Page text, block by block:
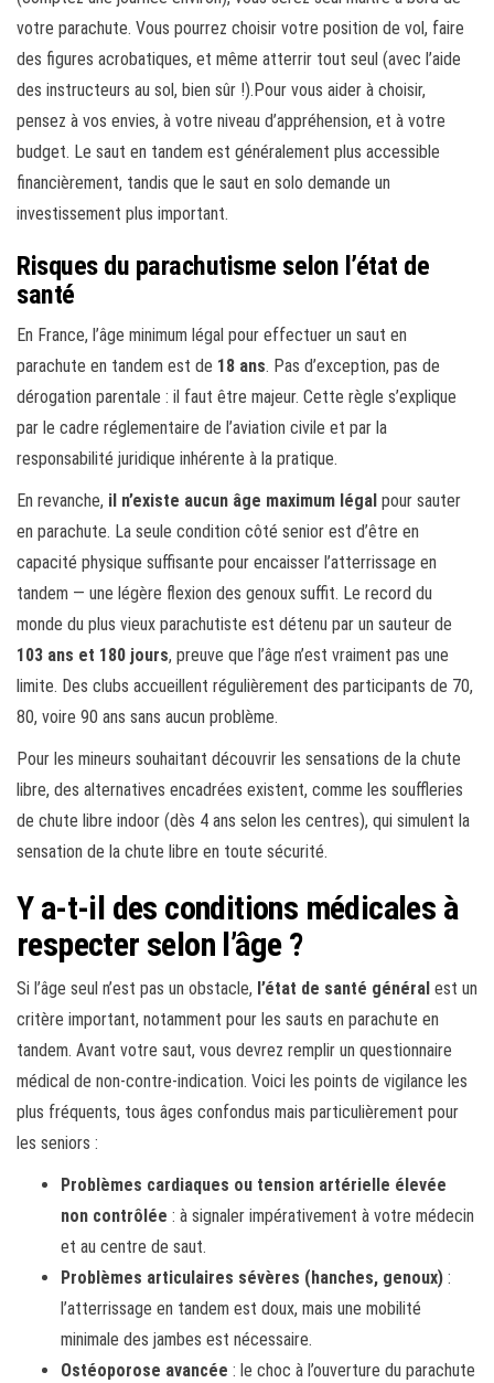
votre parachute. Vous pourrez choisir votre position de vol, faire
des figures acrobatiques, et même atterrir tout seul (avec l’aide
des instructeurs au sol, bien sûr !).Pour vous aider à choisir,
pensez à vos envies, à votre niveau d’appréhension, et à votre
budget. Le saut en tandem est généralement plus accessible
financièrement, tandis que le saut en solo demande un
investissement plus important.
Risques du parachutisme selon l’état de
santé
En France, l’âge minimum légal pour effectuer un saut en
parachute en tandem est de 18 ans. Pas d’exception, pas de
dérogation parentale : il faut être majeur. Cette règle s’explique
par le cadre réglementaire de l’aviation civile et par la
responsabilité juridique inhérente à la pratique.
En revanche, il n’existe aucun âge maximum légal pour sauter
en parachute. La seule condition côté senior est d’être en
capacité physique suffisante pour encaisser l’atterrissage en
tandem — une légère flexion des genoux suffit. Le record du
monde du plus vieux parachutiste est détenu par un sauteur de
103 ans et 180 jours, preuve que l’âge n’est vraiment pas une
limite. Des clubs accueillent régulièrement des participants de 70,
80, voire 90 ans sans aucun problème.
Pour les mineurs souhaitant découvrir les sensations de la chute
libre, des alternatives encadrées existent, comme les souffleries
de chute libre indoor (dès 4 ans selon les centres), qui simulent la
sensation de la chute libre en toute sécurité.
Y a-t-il des conditions médicales à
respecter selon l’âge ?
Si l’âge seul n’est pas un obstacle, l’état de santé général est un
critère important, notamment pour les sauts en parachute en
tandem. Avant votre saut, vous devrez remplir un questionnaire
médical de non-contre-indication. Voici les points de vigilance les
plus fréquents, tous âges confondus mais particulièrement pour
les seniors :
Problèmes cardiaques ou tension artérielle élevée
non contrôlée : à signaler impérativement à votre médecin
et au centre de saut.
Problèmes articulaires sévères (hanches, genoux) :
l’atterrissage en tandem est doux, mais une mobilité
minimale des jambes est nécessaire.
Ostéoporose avancée : le choc à l’ouverture du parachute